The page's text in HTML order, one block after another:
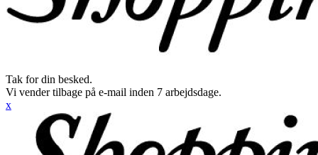
Tak for din besked.
Vi vender tilbage på e-mail inden 7 arbejdsdage.
x